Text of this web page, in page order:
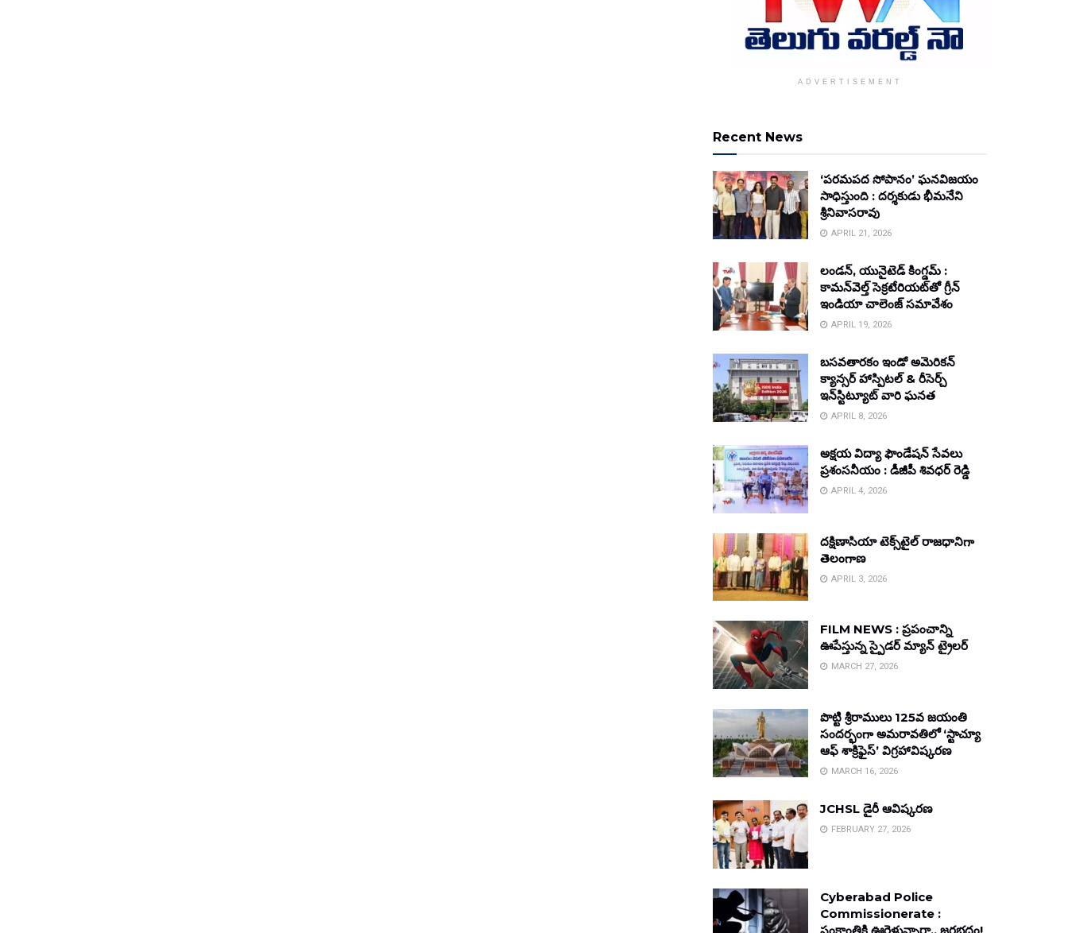
ADVERTISEMENT
Recent News
‘పరమపద సోపానం’ ఘనవిజయం
సాధిస్తుంది : దర్శకుడు భీమనేని
శ్రీనివాసరావు
APRIL 21, 2026
లండన్, యునైటెడ్ కింగ్డమ్ :
కామన్‌వెల్త్ సెక్రటేరియట్‌తో గ్రీన్
ఇండియా చాలెంజ్ సమావేశం
APRIL 19, 2026
బసవతారకం ఇండో అమెరికన్
క్యాన్సర్ హాస్పిటల్ & రీసెర్చ్
ఇన్‌స్టిట్యూట్ వారి ఘనత
APRIL 8, 2026
అక్షయ విద్యా ఫౌండేషన్ సేవలు
ప్రశంసనీయం : డీజీపీ శివధర్ రెడ్డి
APRIL 4, 2026
దక్షిణాసియా టెక్స్‌టైల్ రాజధానిగా
తెలంగాణ
APRIL 3, 2026
FILM NEWS : ప్రపంచాన్ని
ఊపేస్తున్న స్పైడర్ మ్యాన్ ట్రైలర్
MARCH 27, 2026
పొట్టి శ్రీరాములు 125వ జయంతి
సందర్భంగా అమరావతిలో ‘స్టాచ్యూ
ఆఫ్ శాక్రిఫైస్’ విగ్రహావిష్కరణ
MARCH 16, 2026
JCHSL డైరీ ఆవిష్కరణ
FEBRUARY 27, 2026
Cyberabad Police
Commissionerate :